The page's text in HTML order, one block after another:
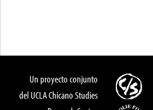
Un proyecto conjunto
del UCLA Chicano Studies